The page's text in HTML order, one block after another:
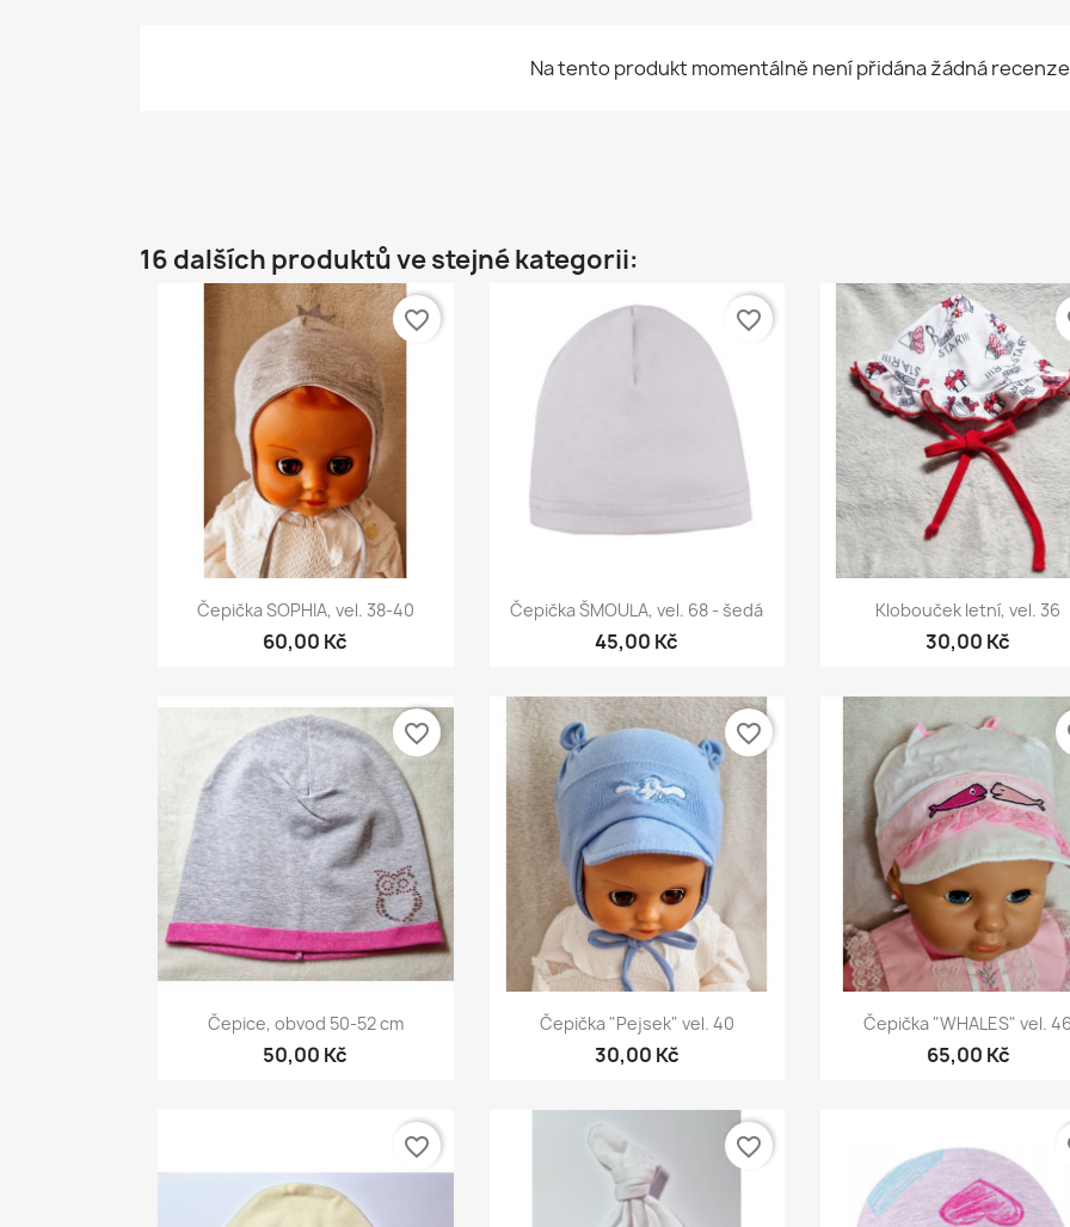
Na tento produkt momentálně není přidána žádná
16 dalších produktů ve stejné kategorii:
Rychlý náhled
Čepička SOPHIA, vel. 38-40
60,00 Kč
favorite_border
Rychlý náhled
Čepička ŠMOULA, vel. 68 - šedá
45,00 Kč
favorite_border
Rychlý náhled
Klobouček letní, vel. 36
30,00 Kč
Rychlý náhled
Čepice, obvod 50-52 cm
50,00 Kč
favorite_border
Rychlý náhled
Čepička "Pejsek" vel. 40
30,00 Kč
favorite_border
Rychlý náhled
Čepička "WHALES" vel. 46
65,00 Kč
favorite_border favorite_border